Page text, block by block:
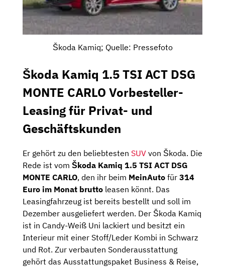
Škoda Kamiq; Quelle: Pressefoto
Škoda Kamiq 1.5 TSI ACT DSG
MONTE CARLO Vorbesteller-
Leasing für Privat- und
Geschäftskunden
Er gehört zu den beliebtesten SUV von Škoda. Die
Rede ist vom Škoda Kamiq 1.5 TSI ACT DSG
MONTE CARLO, den ihr beim MeinAuto für 314
Euro im Monat brutto leasen könnt. Das
Leasingfahrzeug ist bereits bestellt und soll im
Dezember ausgeliefert werden. Der Škoda Kamiq
ist in Candy-Weiß Uni lackiert und besitzt ein
Interieur mit einer Stoff/Leder Kombi in Schwarz
und Rot. Zur verbauten Sonderausstattung
gehört das Ausstattungspaket Business & Reise,